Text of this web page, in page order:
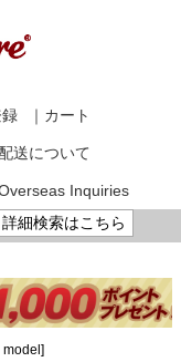
録 ｜カート
配送について
Overseas Inquiries
詳細検索はこちら
model]